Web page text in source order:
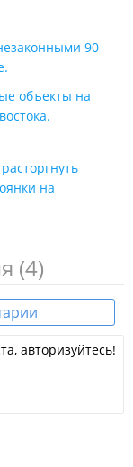
реестра
реестра
ведомственного
доходов
90
объекты на
на
(4)
авторизуйтесь!